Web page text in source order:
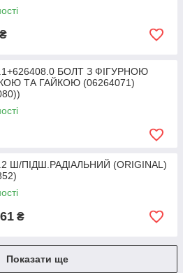
₴
БОЛТ З ФІГУРНОЮ
ТА ГАЙКОЮ (06264071)
Ш/ПІДШ.РАДІАЛЬНИЙ (ORIGINAL)
₴
Показати ще